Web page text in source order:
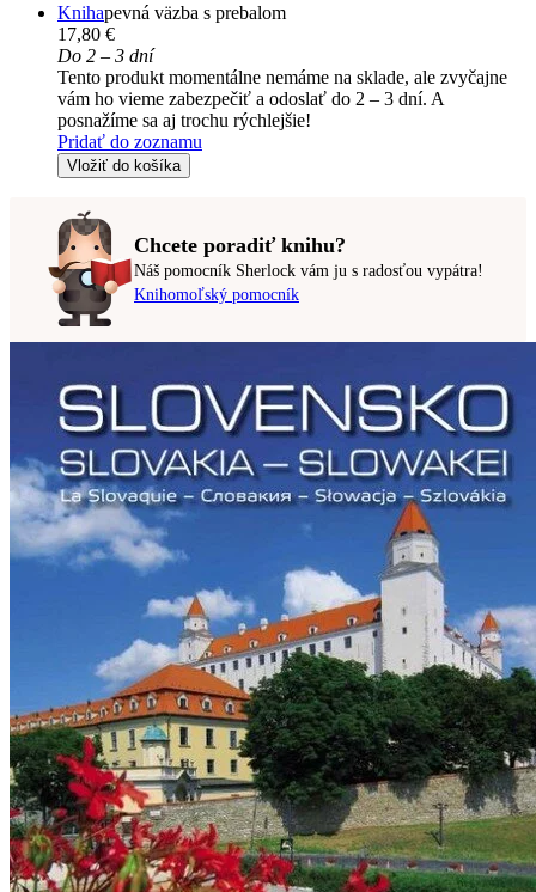
Knihapevná väzba s prebalom
17,80 €
Do 2 – 3 dní
Tento produkt momentálne nemáme na sklade, ale zvyčajne
vám ho vieme zabezpečiť a odoslať do 2 – 3 dní. A
posnažíme sa aj trochu rýchlejšie!
Pridať do zoznamu
Vložiť do košíka
Chcete poradiť knihu?
Náš pomocník Sherlock vám ju s radosťou vypátra!
Knihomoľský pomocník